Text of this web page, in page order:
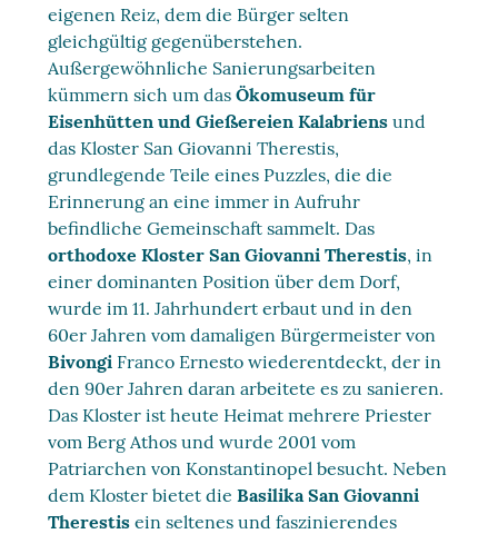
eigenen Reiz, dem die Bürger selten
gleichgültig gegenüberstehen.
Außergewöhnliche Sanierungsarbeiten
kümmern sich um dasÖkomuseum für
Eisenhütten und Gießereien Kalabriens und
das Kloster San Giovanni Therestis,
grundlegende Teile eines Puzzles, die die
Erinnerung an eine immer in Aufruhr
befindliche Gemeinschaft sammelt. Das
orthodoxe Kloster San Giovanni Therestis, in
einer dominanten Position über dem Dorf,
wurde im 11. Jahrhundert erbaut und in den
60er Jahren vom damaligen Bürgermeister von
Bivongi Franco Ernesto wiederentdeckt, der in
den 90er Jahren daran arbeitete es zu sanieren.
Das Kloster ist heute Heimat mehrere Priester
vom Berg Athos und wurde 2001 vom
Patriarchen von Konstantinopel besucht. Neben
dem Kloster bietet dieBasilika San Giovanni
Therestis ein seltenes und faszinierendes